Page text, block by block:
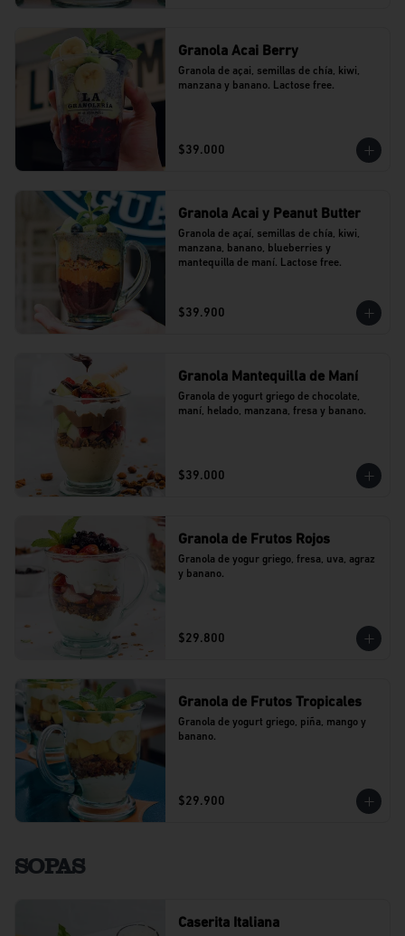
Granola Acai Berry
Granola de açai, semillas de chía, kiwi,
manzana y banano. Lactose free.
$39.000
Granola Acai y Peanut Butter
Granola de açaí, semillas de chía, kiwi,
manzana, banano, blueberries y
mantequilla de maní. Lactose free.
$39.900
Granola Mantequilla de Maní
Granola de yogurt griego de chocolate,
maní, helado, manzana, fresa y banano.
$39.000
Granola de Frutos Rojos
Granola de yogur griego, fresa, uva, agraz
y banano.
$29.800
Granola de Frutos Tropicales
Granola de yogurt griego, piña, mango y
banano.
$29.900
SOPAS
Caserita Italiana